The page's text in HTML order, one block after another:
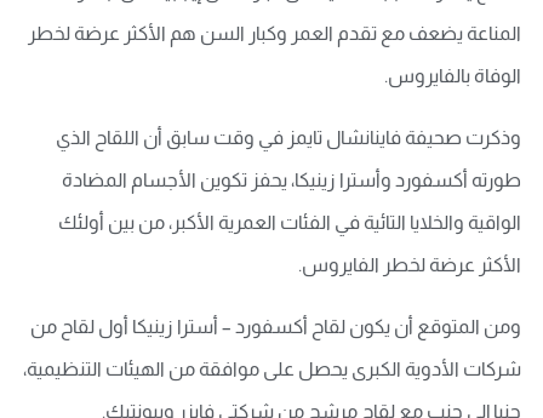
المناعة يضعف مع تقدم العمر وكبار السن هم الأكثر عرضة لخطر
الوفاة بالفايروس.
وذكرت صحيفة فاينانشال تايمز في وقت سابق أن اللقاح الذي
طورته أكسفورد وأسترا زينيكا، يحفز تكوين الأجسام المضادة
الواقية والخلايا التائية في الفئات العمرية الأكبر، من بين أولئك
الأكثر عرضة لخطر الفايروس.
ومن المتوقع أن يكون لقاح أكسفورد – أسترا زينيكا أول لقاح من
شركات الأدوية الكبرى يحصل على موافقة من الهيئات التنظيمية،
جنبا إلى جنب مع لقاح مرشح من شركتي فايزر وبيونتيك.